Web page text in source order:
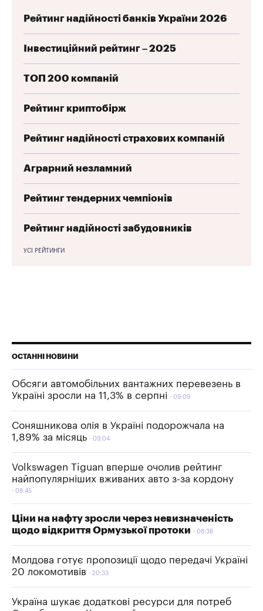
Рейтинг надійності банків України 2026
Інвестиційний рейтинг – 2025
ТОП 200 компаній
Рейтинг криптобірж
Рейтинг надійності страхових компаній
Аграрний незламний
Рейтинг тендерних чемпіонів
Рейтинг надійності забудовників
УСІ РЕЙТИНГИ
ОСТАННІ НОВИНИ
Обсяги автомобільних вантажних перевезень в
Україні зросли на 11,3% в серпні
09:09
Соняшникова олія в Україні подорожчала на
1,89% за місяць
09:04
Volkswagen Tiguan вперше очолив рейтинг
найпопулярніших вживаних авто з-за кордону
08:45
Ціни на нафту зросли через невизначеність
щодо відкриття Ормузької протоки
08:38
Молдова готує пропозиції щодо передачі Україні
20 локомотивів
20:33
Україна шукає додаткові ресурси для потреб